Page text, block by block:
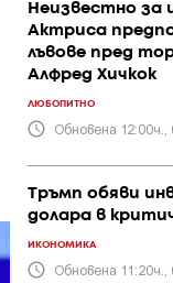
Неизвестно за
Актриса
лъвове пред
Алфред Хичкок
ЛЮБОПИТНО
Обновена 12:00ч.,
Тръмп обяви
долара в
ИКОНОМИКА
Обновена 11:20ч.,